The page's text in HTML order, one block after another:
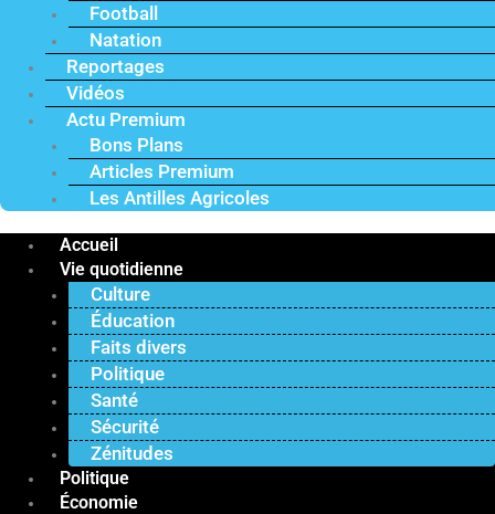
Football
Natation
Reportages
Vidéos
Actu Premium
Bons Plans
Articles Premium
Les Antilles Agricoles
Accueil
Vie quotidienne
Culture
Éducation
Faits divers
Politique
Santé
Sécurité
Zénitudes
Politique
Économie